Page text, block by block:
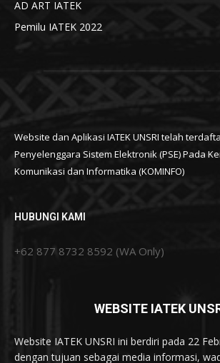
AD ART IATEK
Pemilu IATEK 2022
Website dan Aplikasi IATEK UNSRI telah
Penyelenggara Sistem Elektronik (PSE) Pada
Komunikasi dan Informatika (KOMINFO)
HUBUNGI KAMI
+62 877 8732 8592 (WA Only)
WEBSITE IATEK
Website IATEK UNSRI ini berdiri pada 22
dengan tujuan sebagai media informasi,